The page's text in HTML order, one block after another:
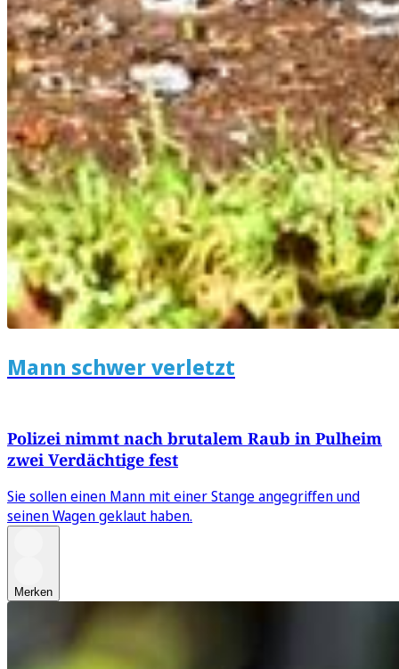
Mann schwer verletzt
Polizei nimmt nach brutalem Raub in Pulheim
zwei Verdächtige fest
Sie sollen einen Mann mit einer Stange angegriffen und
seinen Wagen geklaut haben.
Merken